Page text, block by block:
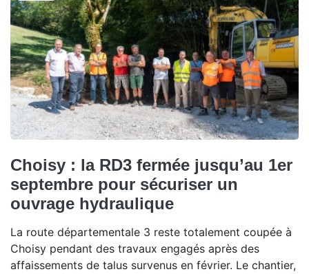
Choisy : la RD3 fermée jusqu’au 1er
septembre pour sécuriser un
ouvrage hydraulique
La route départementale 3 reste totalement coupée à
Choisy pendant des travaux engagés après des
affaissements de talus survenus en février. Le chantier,